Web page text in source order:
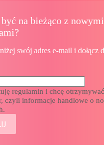
być na bieżąco z nowymi
swój adres e-mail i dołącz
regulamin i chcę otrzymywać
czyli informacje handlowe o